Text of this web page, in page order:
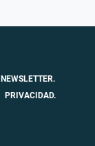
NEWSLETTER.
PRIVACIDAD.